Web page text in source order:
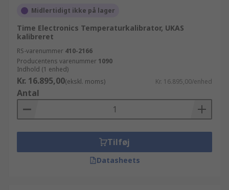
Midlertidigt ikke på lager
Time Electronics Temperaturkalibrator, UKAS
kalibreret
RS-varenummer 410-2166
Producentens varenummer 1090
Indhold (1 enhed)
Kr. 16.895,00(ekskl. moms) Kr. 16.895,00/enhed
Antal
Tilføj
Datasheets